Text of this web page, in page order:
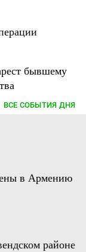
бывшему
ВСЕ СОБЫТИЯ ДНЯ
в Армению
районе